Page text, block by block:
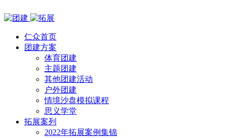
仁众首页
团建方案
体育团建
主题团建
其他团建活动
户外团建
情境沙盘模拟课程
思义学堂
拓展案列
2022年拓展案例集锦